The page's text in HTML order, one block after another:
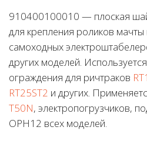
910400100010 — плоская
для крепления роликов мачты
самоходных
других моделей.
ограждения для ричтраков
RT25ST2 и других.
T50N, электропогрузчиков,
OPH12 всех моделей.